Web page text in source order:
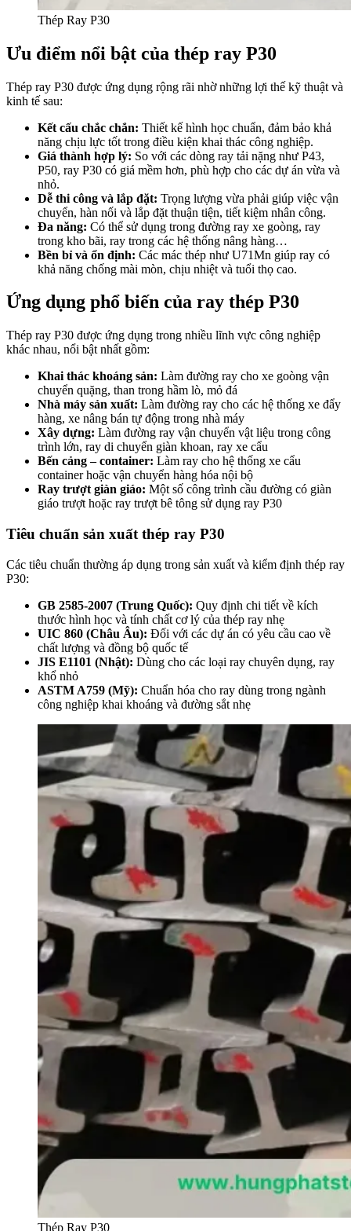
Thép Ray P30
Ưu điểm nổi bật của thép ray P30
Thép ray P30 được ứng dụng rộng rãi nhờ những lợi thế kỹ thuật và
kinh tế sau:
Kết cấu chắc chắn: Thiết kế hình học chuẩn, đảm bảo khả
năng chịu lực tốt trong điều kiện khai thác công nghiệp.
Giá thành hợp lý: So với các dòng ray tải nặng như P43,
P50, ray P30 có giá mềm hơn, phù hợp cho các dự án vừa và
nhỏ.
Dễ thi công và lắp đặt: Trọng lượng vừa phải giúp việc vận
chuyển, hàn nối và lắp đặt thuận tiện, tiết kiệm nhân công.
Đa năng: Có thể sử dụng trong đường ray xe goòng, ray
trong kho bãi, ray trong các hệ thống nâng hàng…
Bền bỉ và ổn định: Các mác thép như U71Mn giúp ray có
khả năng chống mài mòn, chịu nhiệt và tuổi thọ cao.
Ứng dụng phổ biến của ray thép P30
Thép ray P30 được ứng dụng trong nhiều lĩnh vực công nghiệp
khác nhau, nổi bật nhất gồm:
Khai thác khoáng sản: Làm đường ray cho xe goòng vận
chuyển quặng, than trong hầm lò, mỏ đá
Nhà máy sản xuất: Làm đường ray cho các hệ thống xe đẩy
hàng, xe nâng bán tự động trong nhà máy
Xây dựng: Làm đường ray vận chuyển vật liệu trong công
trình lớn, ray di chuyển giàn khoan, ray xe cẩu
Bến cảng – container: Làm ray cho hệ thống xe cẩu
container hoặc vận chuyển hàng hóa nội bộ
Ray trượt giàn giáo: Một số công trình cầu đường có giàn
giáo trượt hoặc ray trượt bê tông sử dụng ray P30
Tiêu chuẩn sản xuất thép ray P30
Các tiêu chuẩn thường áp dụng trong sản xuất và kiểm định thép ray
P30:
GB 2585-2007 (Trung Quốc): Quy định chi tiết về kích
thước hình học và tính chất cơ lý của thép ray nhẹ
UIC 860 (Châu Âu): Đối với các dự án có yêu cầu cao về
chất lượng và đồng bộ quốc tế
JIS E1101 (Nhật): Dùng cho các loại ray chuyên dụng, ray
khổ nhỏ
ASTM A759 (Mỹ): Chuẩn hóa cho ray dùng trong ngành
công nghiệp khai khoáng và đường sắt nhẹ
Thép Ray P30